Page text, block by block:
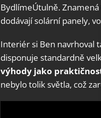
BydlímeÚtulně. Znamená
dodávají solární panely,
Interiér si Ben navrhoval
disponuje standardně
výhody jako
nebylo tolik světla, což